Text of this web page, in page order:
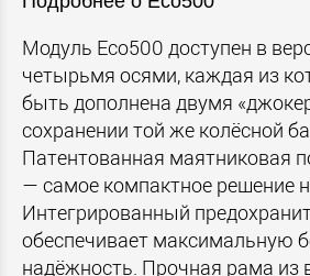
Модуль Eco500 доступен в
четырьмя осями, каждая из
быть дополнена двумя
сохранении той же колёсной
Патентованная маятниковая
— самое компактное решение
Интегрированный
обеспечивает максимальную
надёжность. Прочная рама из